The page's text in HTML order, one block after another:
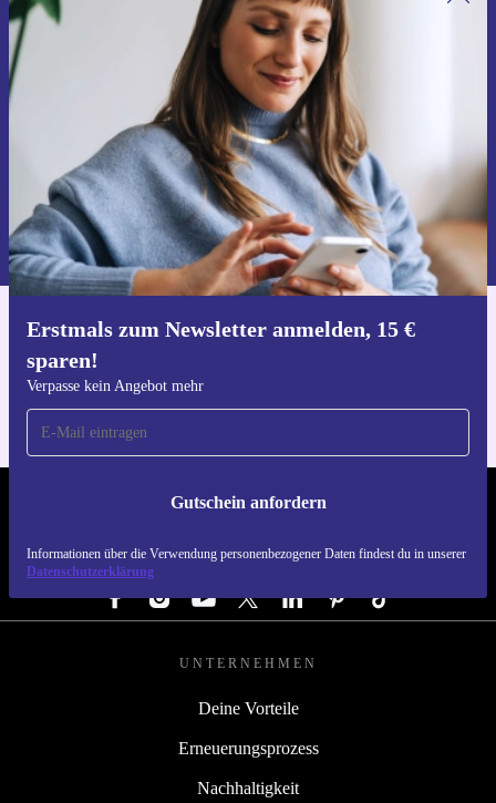
Erstmals zum Newsletter anmelden, 15 €
sparen!
Verpasse kein Angebot mehr
Gutschein anfordern
Informationen über die Verwendung personenbezogener Daten findest du in unserer
Datenschutzerklärung
Erstmals zum Newsletter anmelden,
15 € sparen!
Verpasse kein Angebot mehr.
Gutschein anfordern
Informationen über die Verwendung personenbezogener Daten findest
du in unserer
Datenschutzerklärung.
Hol dir die refurbed-App
REFURBED DEUTSCHLAND - RETHINK NEW.
FOLGE UNS
UNTERNEHMEN
Deine Vorteile
Erneuerungsprozess
Nachhaltigkeit